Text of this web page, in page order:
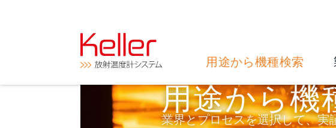
用途から機種検索
用途から機
業界とプロセスを選択して、実